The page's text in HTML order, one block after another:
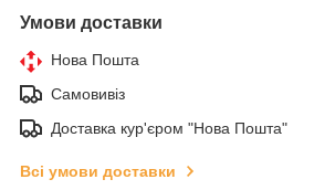
Умови доставки
Нова Пошта
Самовивіз
Доставка кур'єром "Нова Пошта"
Всі умови доставки